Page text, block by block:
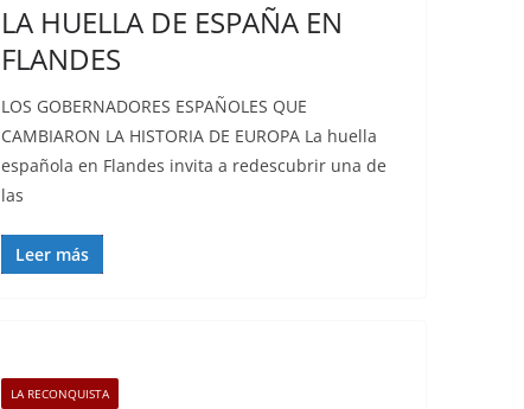
LA HUELLA DE ESPAÑA EN
FLANDES
LOS GOBERNADORES ESPAÑOLES QUE
CAMBIARON LA HISTORIA DE EUROPA La huella
española en Flandes invita a redescubrir una de
las
Leer más
LA RECONQUISTA